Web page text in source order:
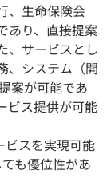
、生命保険会
あり、直接提案
、サービスとし
、システム（開
案が可能であ
ビス提供が可能
ビスを実現可能
も優位性があ